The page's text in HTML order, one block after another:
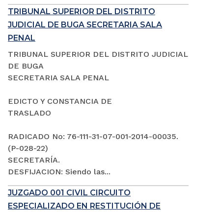
TRIBUNAL SUPERIOR DEL DISTRITO
JUDICIAL DE BUGA SECRETARIA SALA
PENAL
TRIBUNAL SUPERIOR DEL DISTRITO JUDICIAL
DE BUGA
SECRETARIA SALA PENAL
EDICTO Y CONSTANCIA DE
TRASLADO
RADICADO No: 76-111-31-07-001-2014-00035.
(P-028-22)
SECRETARÍA.
DESFIJACION: Siendo las...
JUZGADO 001 CIVIL CIRCUITO
ESPECIALIZADO EN RESTITUCIÓN DE